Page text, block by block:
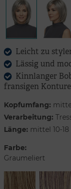
Leicht zu
Lässig und
Kinnlanger
fransigen
Kopfumfang:
Verarbeitung:
Länge: mittel 10-
Farbe:
Graumeliert